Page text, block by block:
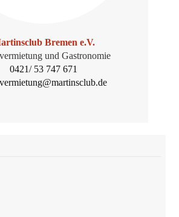
Bre­men e.V.
und Gas­tro­no­mie
0421/ 53 747 671